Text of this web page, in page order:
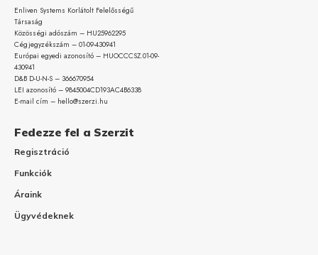
Enliven Systems Korlátolt Felelősségű
Társaság
Közösségi adószám – HU25962295
Cégjegyzékszám – 01-09-430941
Európai egyedi azonosító – HUOCCCSZ.01-09-
430941
D&B D-U-N-S – 366670954
LEI azonosító – 9845004CD193AC4B6338
E-mail cím – hello@szerzi.hu
Fedezze fel a Szerzit
Regisztráció
Funkciók
Áraink
Ügyvédeknek